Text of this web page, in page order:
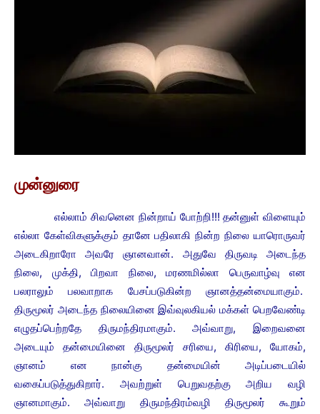
முன்னுரை
எல்லாம் சிவனென நின்றாய் போற்றி!!! தன்னுள் விளையும்
எல்லா கேள்விகளுக்கும் தானே பதிலாகி நின்ற நிலை யாரொருவர்
அடைகிறாரோ அவரே ஞானவான். அதுவே திருவடி அடைந்த
நிலை, முக்தி, பிறவா நிலை, மரணமில்லா பெருவாழ்வு என
பலராலும் பலவாறாக பேசப்படுகின்ற ஞானத்தன்மையாகும்.
திருமூலர் அடைந்த நிலையினை இவ்வுலகியல் மக்கள் பெறவேண்டி
எழுதப்பெற்றதே திருமந்திரமாகும். அவ்வாறு, இறைவனை
அடையும் தன்மையினை திருமூலர் சரியை, கிரியை, யோகம்,
ஞானம் என நான்கு தன்மையின் அடிப்படையில்
வகைப்படுத்துகிறார். அவற்றுள் பெறுவதற்கு அறிய வழி
ஞானமாகும்.அவ்வாறு திருமந்திரம்வழி திருமூலர் கூறும்